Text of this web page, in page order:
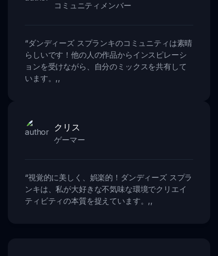
コミュニティメンバー
“ダンディーズ スプランキのコミュニティは素晴
らしいです！他の人の作品からインスピレーシ
ョンを受けながら、自分のミックスを共有して
います。 ,,
クリス
ゲーマー
“視覚的に美しく、娯楽的！ダンディーズ スプラ
ンキは、私が大好きな不気味な環境でクリエイ
ティビティの本質を捉えています。 ,,